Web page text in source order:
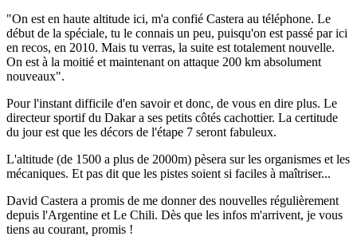
"On est en haute altitude ici, m'a confié Castera au téléphone. Le
début de la spéciale, tu le connais un peu, puisqu'on est passé par ici
en recos, en 2010. Mais tu verras, la suite est totalement nouvelle.
On est à la moitié et maintenant on attaque 200 km absolument
nouveaux".
Pour l'instant difficile d'en savoir et donc, de vous en dire plus. Le
directeur sportif du Dakar a ses petits côtés cachottier. La certitude
du jour est que les décors de l'étape 7 seront fabuleux.
L'altitude (de 1500 a plus de 2000m) pèsera sur les organismes et les
mécaniques. Et pas dit que les pistes soient si faciles à maîtriser...
David Castera a promis de me donner des nouvelles régulièrement
depuis l'Argentine et Le Chili. Dès que les infos m'arrivent, je vous
tiens au courant, promis !